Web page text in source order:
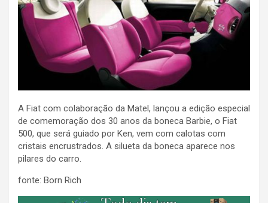
A Fiat com colaboração da Matel, lançou a edição especial
de comemoração dos 30 anos da boneca Barbie, o Fiat
500, que será guiado por Ken, vem com calotas com
cristais encrustrados. A silueta da boneca aparece nos
pilares do carro.
fonte: Born Rich